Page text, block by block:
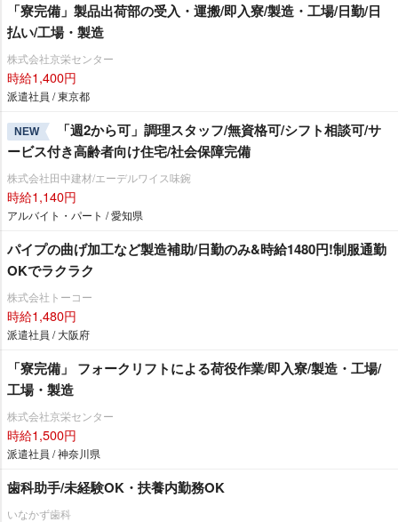
「寮完備」製品出荷部の受入・運搬/即入寮/製造・工場/日勤/日
払い/工場・製造
株式会社京栄センター
時給1,400円
派遣社員 / 東京都
NEW
「週2から可」調理スタッフ/無資格可/シフト相談可/サ
ービス付き高齢者向け住宅/社会保障完備
株式会社田中建材/エーデルワイス味鋺
時給1,140円
アルバイト・パート / 愛知県
パイプの曲げ加工など製造補助/日勤のみ&時給1480円!制服通勤
OKでラクラク
株式会社トーコー
時給1,480円
派遣社員 / 大阪府
「寮完備」 フォークリフトによる荷役作業/即入寮/製造・工場/
工場・製造
株式会社京栄センター
時給1,500円
派遣社員 / 神奈川県
歯科助手/未経験OK・扶養内勤務OK
いなかず歯科